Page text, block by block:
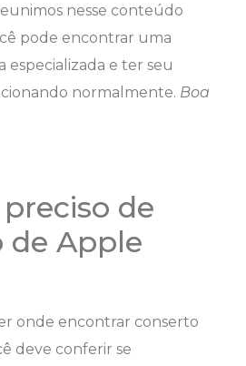
nesse conteúdo
pode encontrar uma
especializada e ter seu
normalmente. Boa
de
de Apple
onde encontrar conserto
deve conferir se